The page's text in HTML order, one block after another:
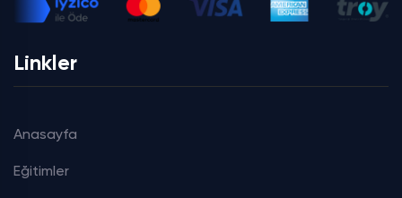
Linkler
Anasayfa
Eğitimler